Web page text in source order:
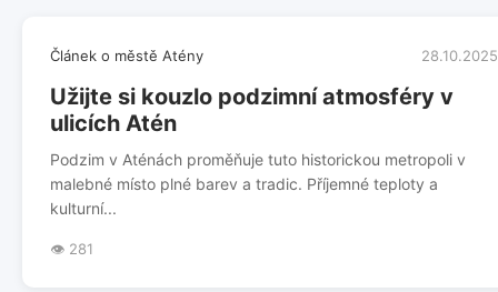
Článek o městě Atény 28.10.2025
Užijte si kouzlo podzimní atmosféry v
ulicích Atén
Podzim v Aténách proměňuje tuto historickou metropoli v
malebné místo plné barev a tradic. Příjemné teploty a
kulturní...
👁️ 281